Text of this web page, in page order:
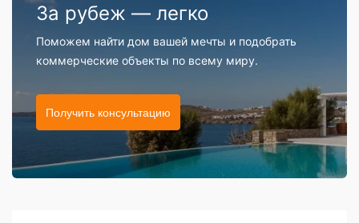
За рубеж — легко
Поможем найти дом вашей мечты и подобрать
коммерческие объекты по всему миру.
Получить консультацию